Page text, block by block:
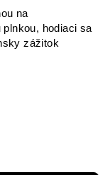
na
hodiaci sa
zážitok